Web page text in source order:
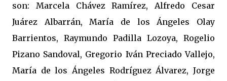
son: Marcela Chávez Ramírez, Alfredo Cesar
Juárez Albarrán, María de los Ángeles Olay
Barrientos, Raymundo Padilla Lozoya, Rogelio
Pizano Sandoval, Gregorio Iván Preciado Vallejo,
María de los Ángeles Rodríguez Álvarez, Jorge